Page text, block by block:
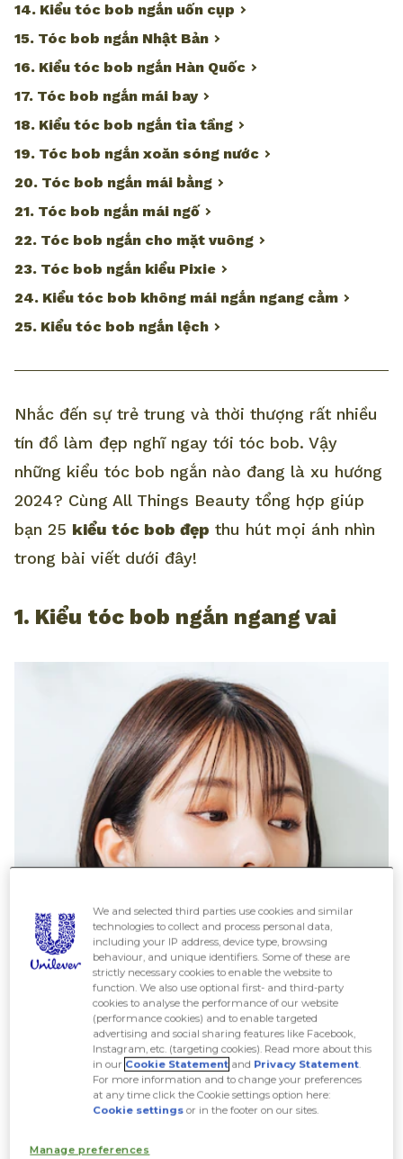
14. Kiểu tóc bob ngắn uốn cụp
15. Tóc bob ngắn Nhật Bản
16. Kiểu tóc bob ngắn Hàn Quốc
17. Tóc bob ngắn mái bay
18. Kiểu tóc bob ngắn tỉa tầng
19. Tóc bob ngắn xoăn sóng nước
20. Tóc bob ngắn mái bằng
21. Tóc bob ngắn mái ngố
22. Tóc bob ngắn cho mặt vuông
23. Tóc bob ngắn kiểu Pixie
24. Kiểu tóc bob không mái ngắn ngang cằm
25. Kiểu tóc bob ngắn lệch
Nhắc đến sự trẻ trung và thời thượng rất nhiều
tín đồ làm đẹp nghĩ ngay tới tóc bob. Vậy
những kiểu tóc bob ngắn nào đang là xu hướng
2024? Cùng All Things Beauty tổng hợp giúp
bạn 25 kiểu tóc bob đẹp thu hút mọi ánh nhìn
trong bài viết dưới đây!
1. Kiểu tóc bob ngắn ngang vai
We and selected third parties use cookies and similar
technologies to collect and process personal data,
including your IP address, device type, browsing
behaviour, and unique identifiers. Some of these are
strictly necessary cookies to enable the website to
function. We also use optional first- and third-party
cookies to analyse the performance of our website
(performance cookies) and to enable targeted
advertising and social sharing features like Facebook,
Instagram, etc. (targeting cookies). Read more about this
in our Cookie Statement and Privacy Statement.
For more information and to change your preferences
at any time click the Cookie settings option here:
Cookie settings or in the footer on our sites.
Manage preferences